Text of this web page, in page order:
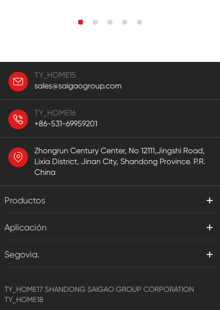
TY_HOME15
sales@saigaogroup.com
TY_HOME16
+86-531-69959201
Zhongrun Century Center, No 12111,Jingshi Road,
Lixia District, Jinan City, Shandong Province. P.R.
China
Productos
Aplicación
Segovia.
TY_HOME17 SHANDONG SAIGAO GROUP CORPORATION
TY_HOME18